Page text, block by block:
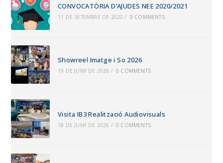
CONVOCATÒRIA D’AJUDES NEE 2020/2021
11 DE SETEMBRE DE 2020 / 0 COMMENTS
Showreel Imatge i So 2026
19 DE JUNY DE 2026 / 0 COMMENTS
Visita IB3 Realització Audiovisuals
18 DE JUNY DE 2026 / 0 COMMENTS